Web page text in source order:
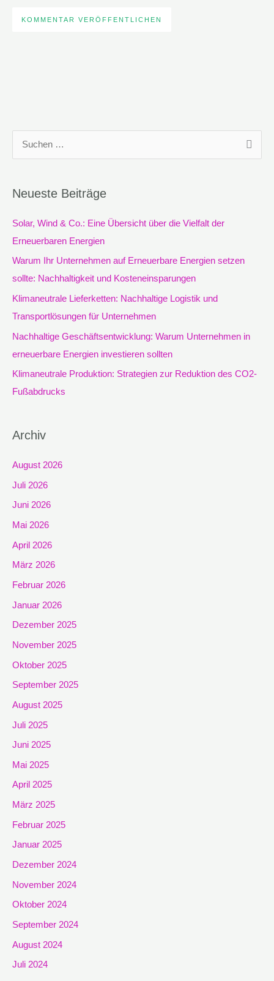
h
e
n
Neueste Beiträge
Solar, Wind & Co.: Eine Übersicht über die Vielfalt der
Erneuerbaren Energien
Warum Ihr Unternehmen auf Erneuerbare Energien setzen
sollte: Nachhaltigkeit und Kosteneinsparungen
Klimaneutrale Lieferketten: Nachhaltige Logistik und
Transportlösungen für Unternehmen
Nachhaltige Geschäftsentwicklung: Warum Unternehmen in
erneuerbare Energien investieren sollten
Klimaneutrale Produktion: Strategien zur Reduktion des CO2-
Fußabdrucks
Archiv
August 2026
Juli 2026
Juni 2026
Mai 2026
April 2026
März 2026
Februar 2026
Januar 2026
Dezember 2025
November 2025
Oktober 2025
September 2025
August 2025
Juli 2025
Juni 2025
Mai 2025
April 2025
März 2025
Februar 2025
Januar 2025
Dezember 2024
November 2024
Oktober 2024
September 2024
August 2024
Juli 2024